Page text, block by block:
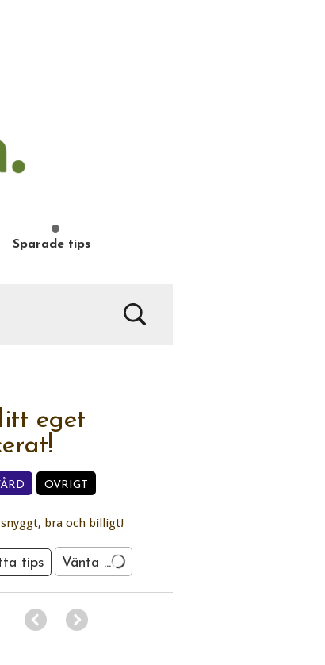
Sparade tips
eget
ÖVRIGT
bra och billigt!
tips Vänta ...